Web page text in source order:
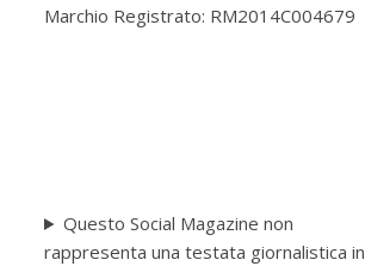
Marchio Registrato: RM2014C004679
Questo Social Magazine non
rappresenta una testata giornalistica in